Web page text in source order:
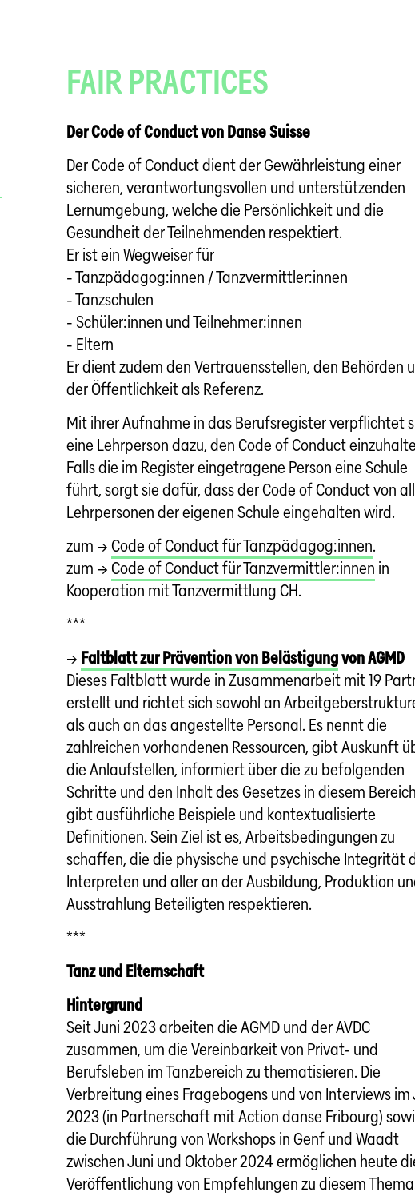
FAIR PRACTICES
Der Code of Conduct von Danse Suisse
Der Code of Conduct dient der Gewährleistung einer
sicheren, verantwortungsvollen und unterstützenden
Lernumgebung, welche die Persönlichkeit und die
Gesundheit der Teilnehmenden respektiert.
Er ist ein Wegweiser für
- Tanzpädagog:innen / Tanzvermittler:innen
- Tanzschulen
- Schüler:innen und Teilnehmer:innen
- Eltern
Er dient zudem den Vertrauensstellen, den Behörden
der Öffentlichkeit als Referenz.
Mit ihrer Aufnahme in das Berufsregister verpflichtet
eine Lehrperson dazu, den Code of Conduct
Falls die im Register eingetragene Person eine Schule
führt, sorgt sie dafür, dass der Code of Conduct von
Lehrpersonen der eigenen Schule eingehalten wird.
zum →Code of Conduct für Tanzpädagog:innen.
zum →Code of Conduct für Tanzvermittler:innen in
Kooperation mit Tanzvermittlung CH.
***
→ Faltblatt zur Prävention von Belästigungvon AGMD
Dieses Faltblatt wurde in Zusammenarbeit mit 19
erstellt und richtet sich sowohl an
als auch an das angestellte Personal. Es nennt die
zahlreichen vorhandenen Ressourcen, gibt Auskunft
die Anlaufstellen, informiert über die zu befolgenden
Schritte und den Inhalt des Gesetzes in diesem
gibt ausführliche Beispiele und kontextualisierte
Definitionen. Sein Ziel ist es, Arbeitsbedingungen zu
schaffen, die die physische und psychische Integrität
Interpreten und aller an der Ausbildung, Produktion
Ausstrahlung Beteiligten respektieren.
***
Tanz und Elternschaft
Hintergrund
Seit Juni 2023 arbeiten die AGMD und der AVDC
zusammen, um die Vereinbarkeit von Privat- und
Berufsleben im Tanzbereich zu thematisieren. Die
Verbreitung eines Fragebogens und von Interviews im
2023 (in Partnerschaft mit Action danse Fribourg)
die Durchführung von Workshops in Genf und Waadt
zwischen Juni und Oktober 2024 ermöglichen heute
Veröffentlichung von Empfehlungen zu diesem